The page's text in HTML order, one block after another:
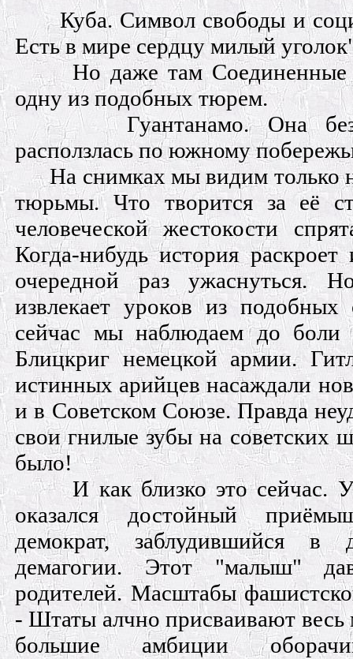
Куба. Символ свободы и
Есть в мире сердцу милый
Но даже там
одну из подобных тюрем.
Гуантанамо. Она
расползлась по южному
На снимках мы видим только
тюрьмы. Что творится за её
человеческой жестокости
Когда-нибудь история
очередной раз ужаснуться.
извлекает уроков из
сейчас мы наблюдаем до боли
Блицкриг немецкой армии.
истинных арийцев насаждали
и в Советском Союзе. Правда
свои гнилые зубы на советских
было!
И как близко это сейчас.
оказался достойный
демократ, заблудившийся в
демагогии. Этот "малыш"
родителей. Масштабы
- Штаты алчно присваивают
большие амбиции